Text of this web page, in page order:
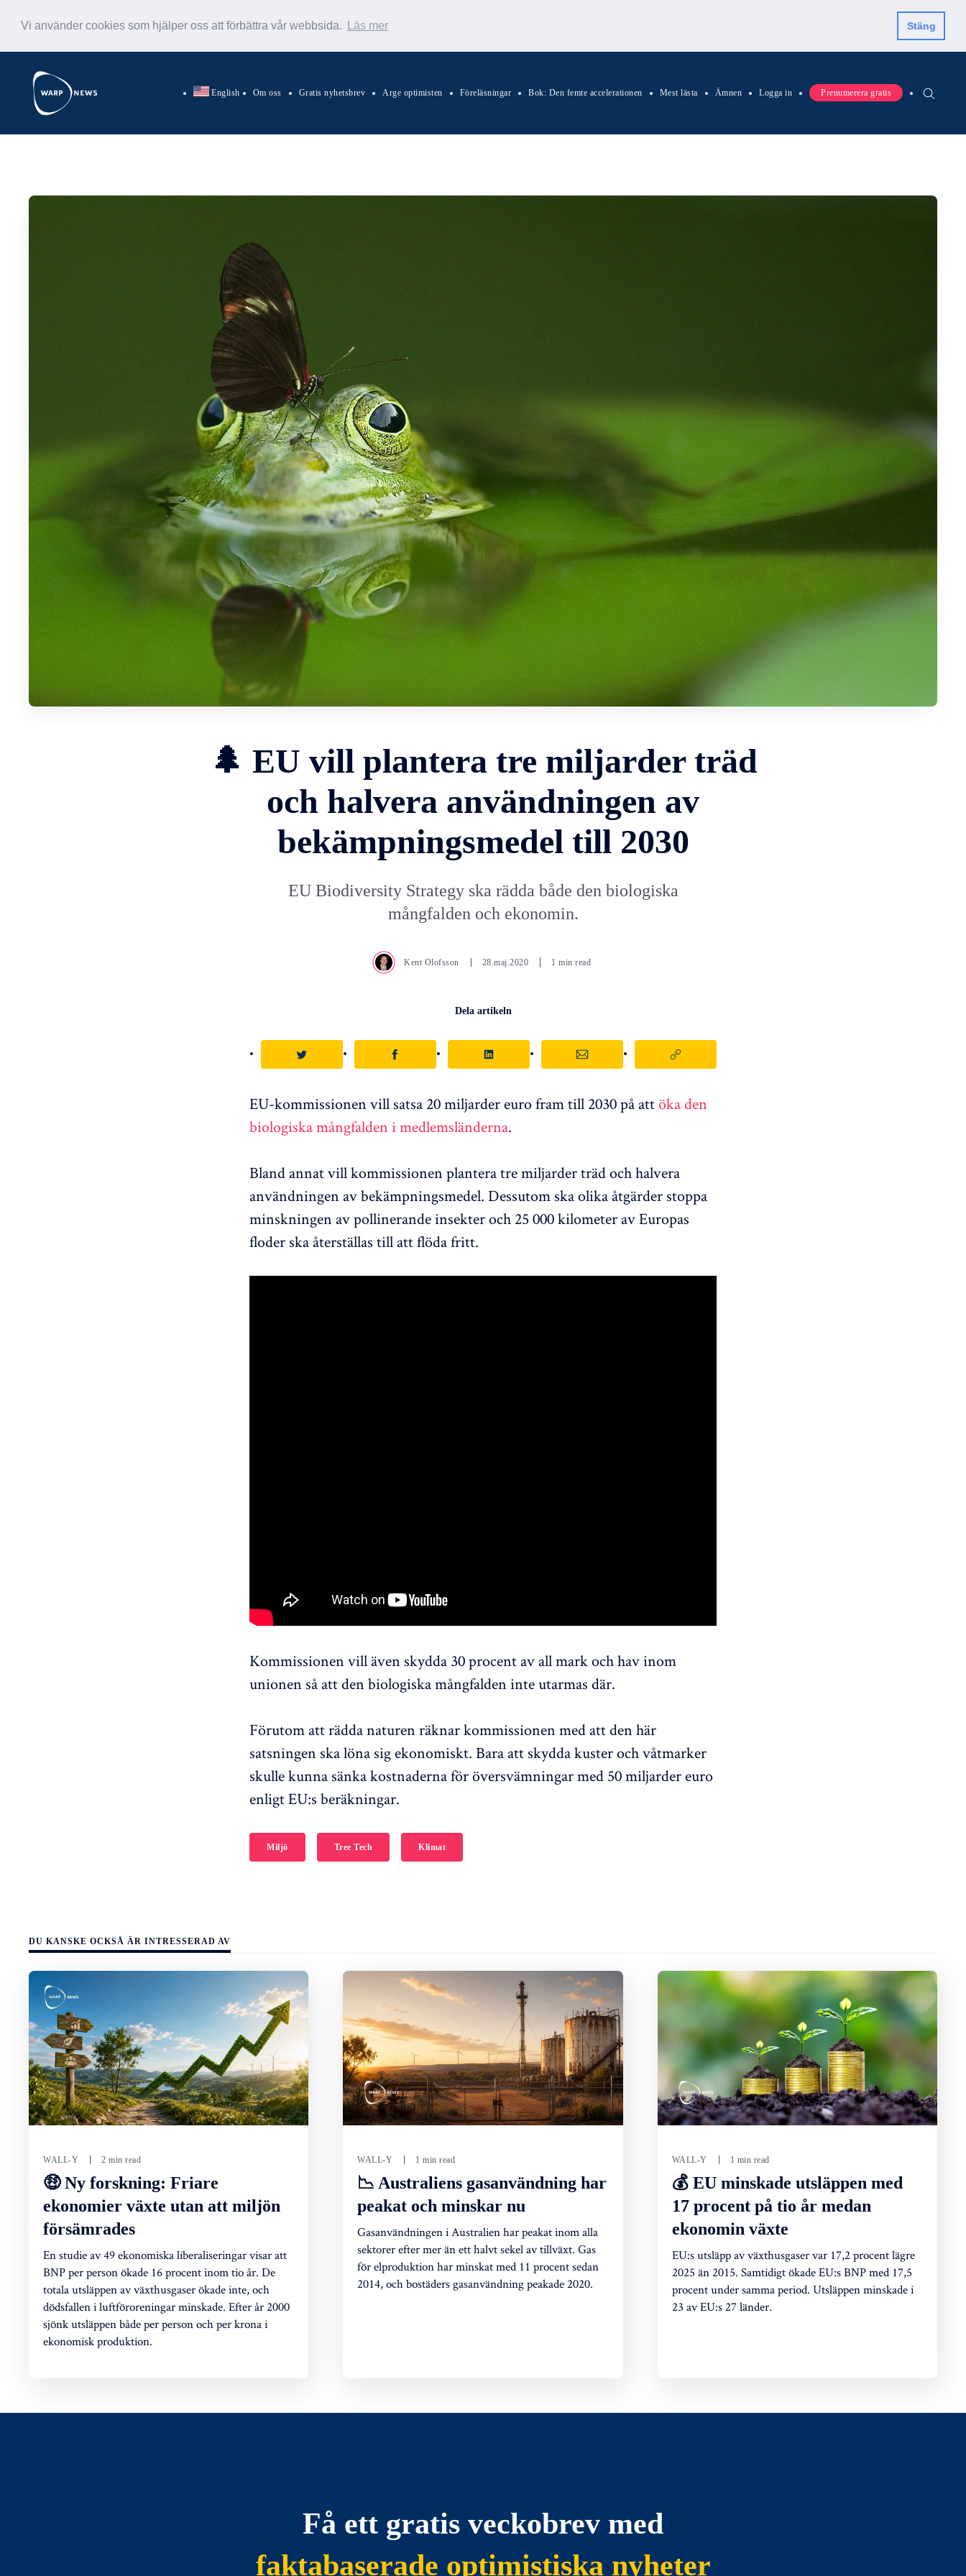
Vi använder cookies som hjälper oss att förbättra vår webbsida. Läs mer Stäng
English Om oss Gratis nyhetsbrev Arge optimisten Föreläsningar Bok: Den femte accelerationen Mest lästa Ämnen Logga in Prenumerera gratis
🌲 EU vill plantera tre miljarder träd
och halvera användningen av
bekämpningsmedel till 2030
EU Biodiversity Strategy ska rädda både den biologiska
mångfalden och ekonomin.
Kent Olofsson 28.maj.2020 1 min read
Dela artikeln
EU-kommissionen vill satsa 20 miljarder euro fram till 2030 på attöka den
biologiska mångfalden i medlemsländerna.
Bland annat vill kommissionen plantera tre miljarder träd och halvera
användningen av bekämpningsmedel. Dessutom ska olika åtgärder stoppa
minskningen av pollinerande insekter och 25 000 kilometer av Europas
floder ska återställas till att flöda fritt.
Kommissionen vill även skydda 30 procent av all mark och hav inom
unionen så att den biologiska mångfalden inte utarmas där.
Förutom att rädda naturen räknar kommissionen med att den här
satsningen ska löna sig ekonomiskt. Bara att skydda kuster och våtmarker
skulle kunna sänka kostnaderna för översvämningar med 50 miljarder euro
enligt EU:s beräkningar.
Miljö Tree Tech Klimat
DU KANSKE OCKSÅ ÄR INTRESSERAD AV
WALL-Y 2 min read
🤑 Ny forskning: Friare
ekonomier växte utan att miljön
försämrades
En studie av 49 ekonomiska liberaliseringar visar att
BNP per person ökade 16 procent inom tio år. De
totala utsläppen av växthusgaser ökade inte, och
dödsfallen i luftföroreningar minskade. Efter år 2000
sjönk utsläppen både per person och per krona i
ekonomisk produktion.
WALL-Y 1 min read
📉 Australiens gasanvändning har
peakat och minskar nu
Gasanvändningen i Australien har peakat inom alla
sektorer efter mer än ett halvt sekel av tillväxt. Gas
för elproduktion har minskat med 11 procent sedan
2014, och bostäders gasanvändning peakade 2020.
WALL-Y 1 min read
💰 EU minskade utsläppen med
17 procent på tio år medan
ekonomin växte
EU:s utsläpp av växthusgaser var 17,2 procent lägre
2025 än 2015. Samtidigt ökade EU:s BNP med 17,5
procent under samma period. Utsläppen minskade i
23 av EU:s 27 länder.
Få ett gratis veckobrev med
faktabaserade optimistiska nyheter